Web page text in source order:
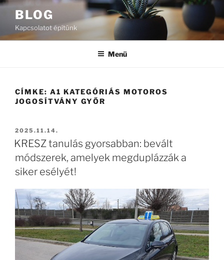
Tartalomhoz
BLOG
Kapcsolatot építünk
Menü
CÍMKE: A1 KATEGÓRIÁS MOTOROS
JOGOSÍTVÁNY GYŐR
BEKÜLDVE:
2025.11.14.
KRESZ tanulás gyorsabban: bevált
módszerek, amelyek megduplázzák a
siker esélyét!